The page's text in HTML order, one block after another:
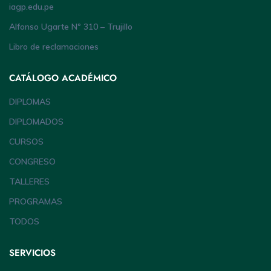
iagp.edu.pe
Alfonso Ugarte Nº 310 – Trujillo
Libro de reclamaciones
CATÁLOGO ACADÉMICO
DIPLOMAS
DIPLOMADOS
CURSOS
CONGRESO
TALLERES
PROGRAMAS
TODOS
SERVICIOS